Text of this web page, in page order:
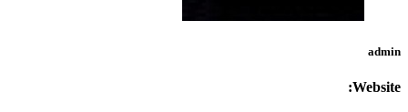
admin
Website: